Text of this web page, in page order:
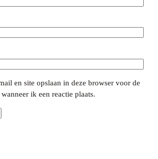
en site opslaan in deze browser voor de
ik een reactie plaats.